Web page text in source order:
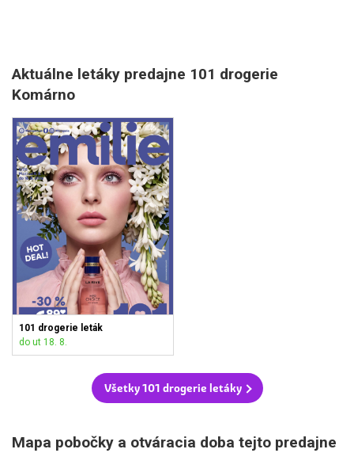
Aktuálne letáky predajne 101 drogerie
Komárno
101 drogerie leták
do ut 18. 8.
Všetky 101 drogerie letáky
Mapa pobočky a otváracia doba tejto predajne